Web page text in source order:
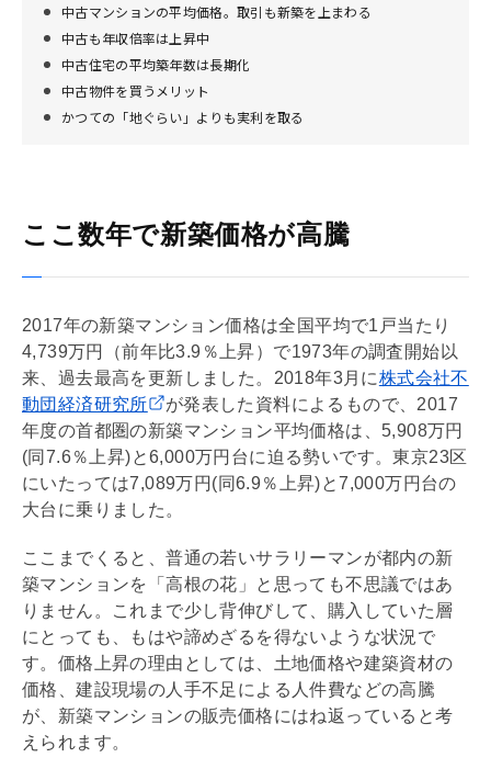
中古マンションの平均価格。取引も新築を上まわる
中古も年収倍率は上昇中
中古住宅の平均築年数は長期化
中古物件を買うメリット
かつての「地ぐらい」よりも実利を取る
ここ数年で新築価格が高騰
2017年の新築マンション価格は全国平均で1戸当たり
4,739万円（前年比3.9％上昇）で1973年の調査開始以
来、過去最高を更新しました。2018年3月に株式会社不
動団経済研究所
が発表した資料によるもので、2017
年度の首都圏の新築マンション平均価格は、5,908万円
(同7.6％上昇)と6,000万円台に迫る勢いです。東京23区
にいたっては7,089万円(同6.9％上昇)と7,000万円台の
大台に乗りました。
ここまでくると、普通の若いサラリーマンが都内の新
築マンションを「高根の花」と思っても不思議ではあ
りません。これまで少し背伸びして、購入していた層
にとっても、もはや諦めざるを得ないような状況で
す。価格上昇の理由としては、土地価格や建築資材の
価格、建設現場の人手不足による人件費などの高騰
が、新築マンションの販売価格にはね返っていると考
えられます。